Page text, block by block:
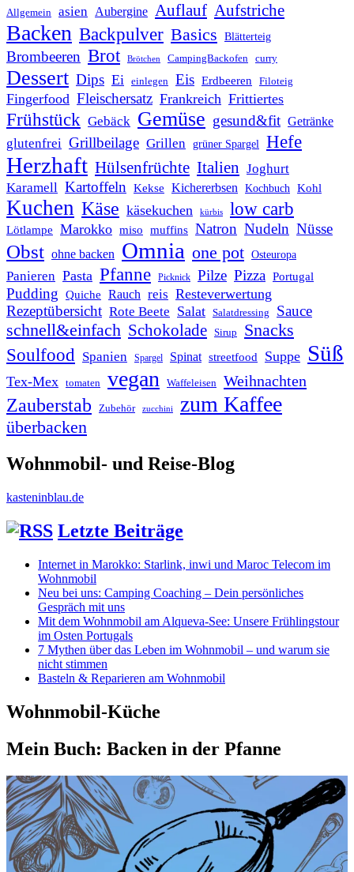
Allgemein asien Aubergine Auflauf Aufstriche
Backen Backpulver Basics Blätterteig
Brombeeren Brot Brötchen CampingBackofen curry
Dessert Dips Ei einlegen Eis Erdbeeren Filoteig
Fingerfood Fleischersatz Frankreich Frittiertes
Frühstück Gebäck Gemüse gesund&fit Getränke
glutenfrei Grillbeilage Grillen grüner Spargel Hefe
Herzhaft Hülsenfrüchte Italien Joghurt
Karamell Kartoffeln Kekse Kichererbsen Kochbuch Kohl
Kuchen Käse käsekuchen kürbis low carb
Lötlampe Marokko miso muffins Natron Nudeln Nüsse
Obst ohne backen Omnia one pot Osteuropa
Panieren Pasta Pfanne Picknick Pilze Pizza Portugal
Pudding Quiche Rauch reis Resteverwertung
Rezeptübersicht Rote Beete Salat Salatdressing Sauce
schnell&einfach Schokolade Sirup Snacks
Soulfood Spanien Spargel Spinat streetfood Suppe Süß
Tex-Mex tomaten vegan Waffeleisen Weihnachten
Zauberstab Zubehör zucchini zum Kaffee
überbacken
Wohnmobil- und Reise-Blog
kasteninblau.de
Letzte Beiträge
Internet in Marokko: Starlink, inwi und Maroc Telecom im
Wohnmobil
Neu bei uns: Camping Coaching – Dein persönliches
Gespräch mit uns
Mit dem Wohnmobil am Alqueva-See: Unsere Frühlingstour
im Osten Portugals
7 Mythen über das Leben im Wohnmobil – und warum sie
nicht stimmen
Basteln & Reparieren am Wohnmobil
Wohnmobil-Küche
Mein Buch: Backen in der Pfanne